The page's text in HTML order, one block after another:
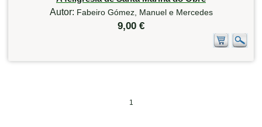
Autor: Fabeiro Gómez, Manuel e Mercedes
9,00 €
1